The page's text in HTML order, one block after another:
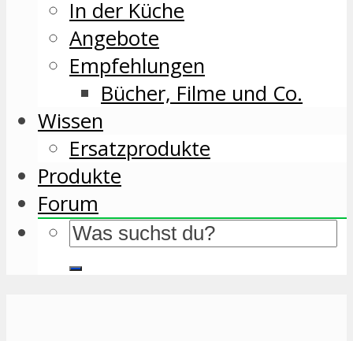
In der Küche
Angebote
Empfehlungen
Bücher, Filme und Co.
Wissen
Ersatzprodukte
Produkte
Forum